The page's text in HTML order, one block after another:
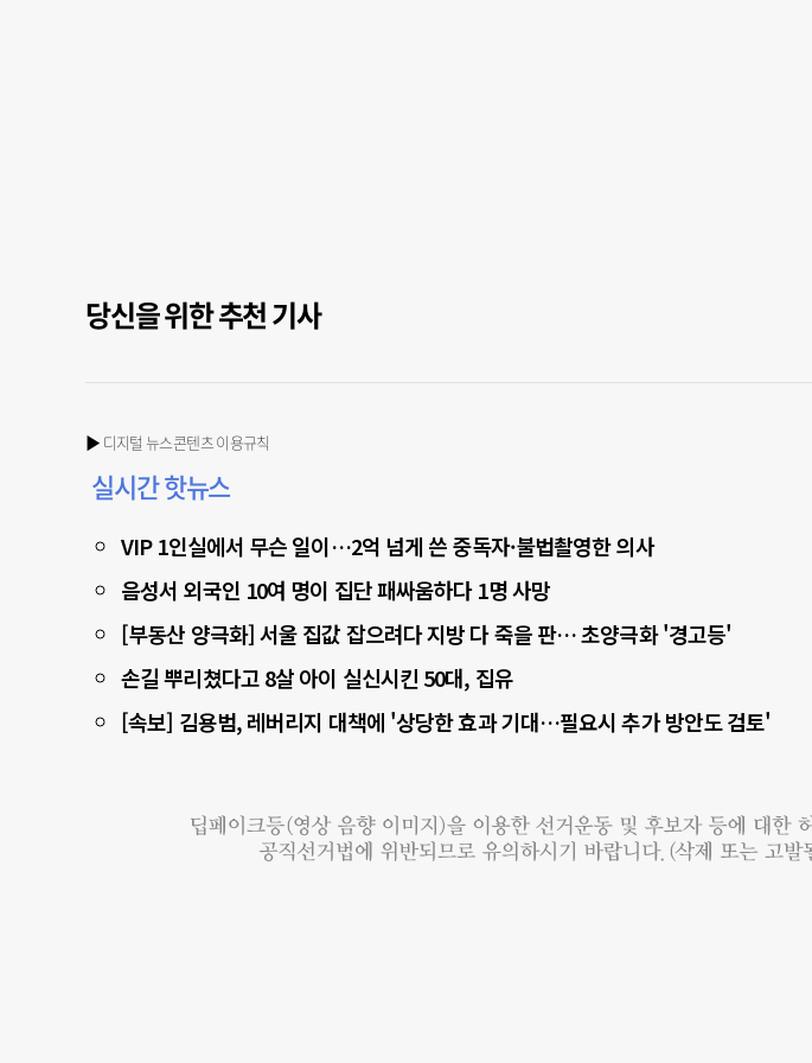
당신을 위한 추천 기사
▶ 디지털 뉴스콘텐츠 이용규칙
실시간 핫뉴스
VIP 1인실에서 무슨 일이…2억 넘게 쓴 중독자·불법촬영한 의사
음성서 외국인 10여 명이 집단 패싸움하다 1명 사망
[부동산 양극화] 서울 집값 잡으려다 지방 다 죽을 판… 초양극화 '경고등'
손길 뿌리쳤다고 8살 아이 실신시킨 50대, 집유
[속보] 김용범, 레버리지 대책에 '상당한 효과 기대…필요시 추가 방안도 검토'